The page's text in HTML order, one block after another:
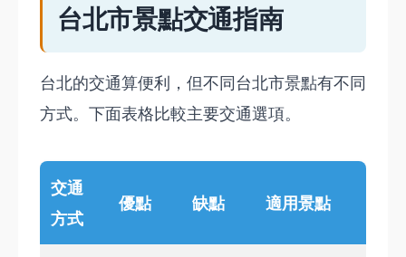
台北市景點交通指南
台北的交通算便利，但不同台北市景點有不同
方式。下面表格比較主要交通選項。
交通
方式
優點 缺點 適用景點